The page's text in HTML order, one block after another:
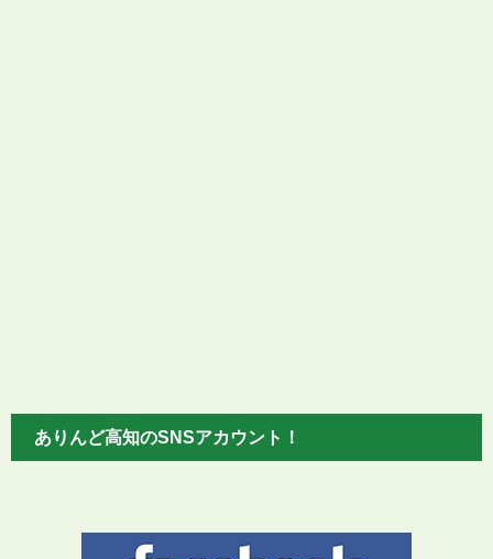
ありんど高知のSNSアカウント！